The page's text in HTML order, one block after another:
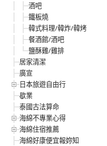
酒吧
鐵板燒
韓式料理/韓炸/韓烤
餐酒館/酒吧
鹽酥雞/雞排
居家清潔
廣宣
日本旅遊自由行
歇業
泰國古法算命
海綿不專業心得
海綿住宿推薦
海綿好康便宜報妳知